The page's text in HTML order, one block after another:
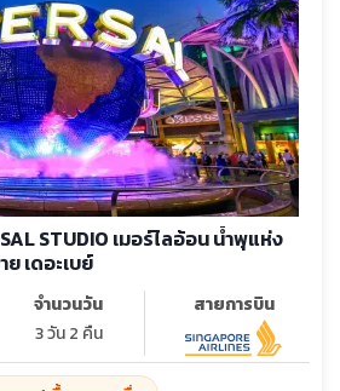
STUDIO เมอร์ไลอ้อน น้ำพุแห่ง
เดอะเบย์
จำนวนวัน
3 วัน 2 คืน
สายการบิน